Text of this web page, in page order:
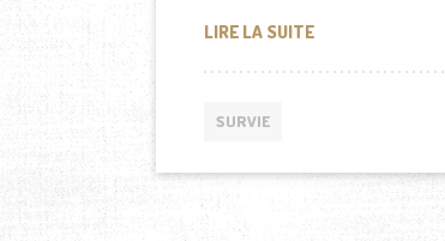
LIRE LA SUITESURVIVRE EN
SURVIE